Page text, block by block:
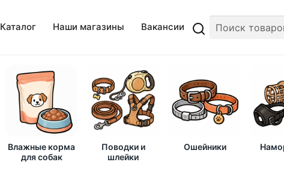
Каталог Наши магазины Вакансии
Влажные корма
для собак
Поводки и
шлейки
Ошейники